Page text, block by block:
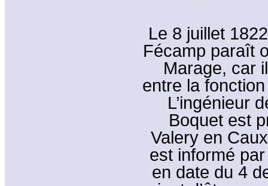
Le 8 juillet
Fécamp paraît
Marage, car
entre la
L’ingénieur
Boquet est
Valery en
est informé
en date du 4